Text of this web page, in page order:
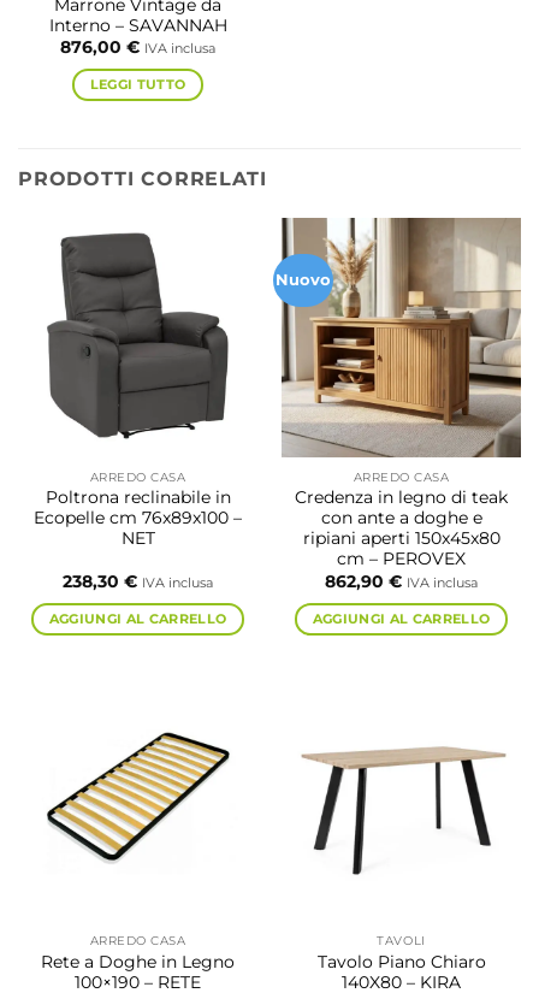
Marrone Vintage da
Interno – SAVANNAH
876,00 € IVA inclusa
LEGGI TUTTO
PRODOTTI CORRELATI
ARREDO CASA
Poltrona reclinabile in
Ecopelle cm 76x89x100 –
NET
238,30 € IVA inclusa
AGGIUNGI AL CARRELLO
Nuovo
ARREDO CASA
Credenza in legno di teak
con ante a doghe e
ripiani aperti 150x45x80
cm – PEROVEX
862,90 € IVA inclusa
AGGIUNGI AL CARRELLO
ARREDO CASA
Rete a Doghe in Legno
100×190 – RETE
TAVOLI
Tavolo Piano Chiaro
140X80 – KIRA